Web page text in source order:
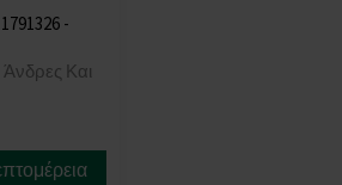
-
Και